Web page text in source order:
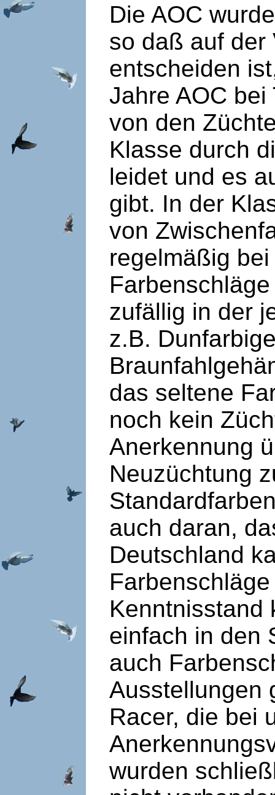
Die AOC
so daß auf der
entscheiden
Jahre AOC
von den
Klasse durch
leidet und es
gibt. In der
von
regelmäßig
zufällig in der
z.B.
das seltene
noch kein
Anerkennung
Neuzüchtung
auch daran,
Deutschland
Kenntnisstand
einfach in den
auch
Ausstellungen
Racer, die bei
wurden